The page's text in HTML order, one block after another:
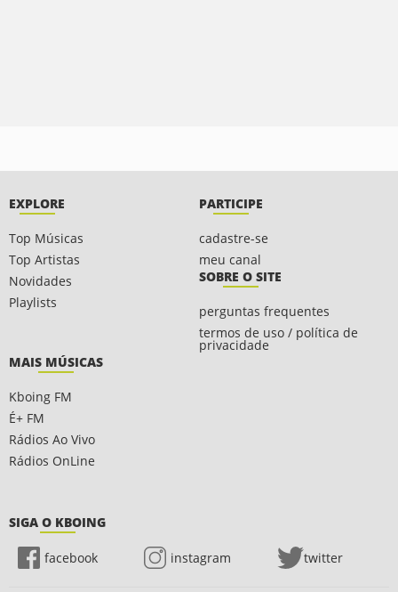
EXPLORE
Top Músicas
Top Artistas
Novidades
Playlists
PARTICIPE
cadastre-se
meu canal
SOBRE O SITE
perguntas frequentes
termos de uso / política de
privacidade
MAIS MÚSICAS
Kboing FM
É+ FM
Rádios Ao Vivo
Rádios OnLine
SIGA O KBOING
facebook instagram twitter